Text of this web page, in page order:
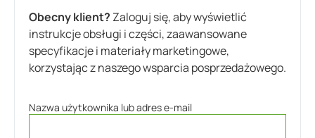
Obecny klient? Zaloguj się, aby wyświetlić
instrukcje obsługi i części, zaawansowane
specyfikacje i materiały marketingowe,
korzystając z naszego wsparcia posprzedażowego.
Nazwa użytkownika lub adres e-mail